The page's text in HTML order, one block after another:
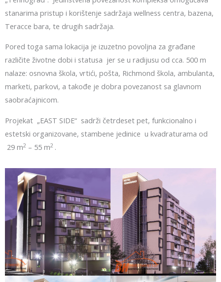
stanarima pristup i korištenje sadržaja wellness centra, bazena,
Teracce bara, te drugih sadržaja.
Pored toga sama lokacija je izuzetno povoljna za građane
različite životne dobi i statusa jer se u radijusu od cca. 500 m
nalaze: osnovna škola, vrtići, pošta, Richmond škola, ambulanta,
marketi, parkovi, a takođe je dobra povezanost sa glavnom
saobraćajnicom.
Projekat „EAST SIDE“ sadrži četrdeset pet, funkcionalno i
estetski organizovane, stambene jedinice u kvadraturama od
29 m2 – 55 m2 .